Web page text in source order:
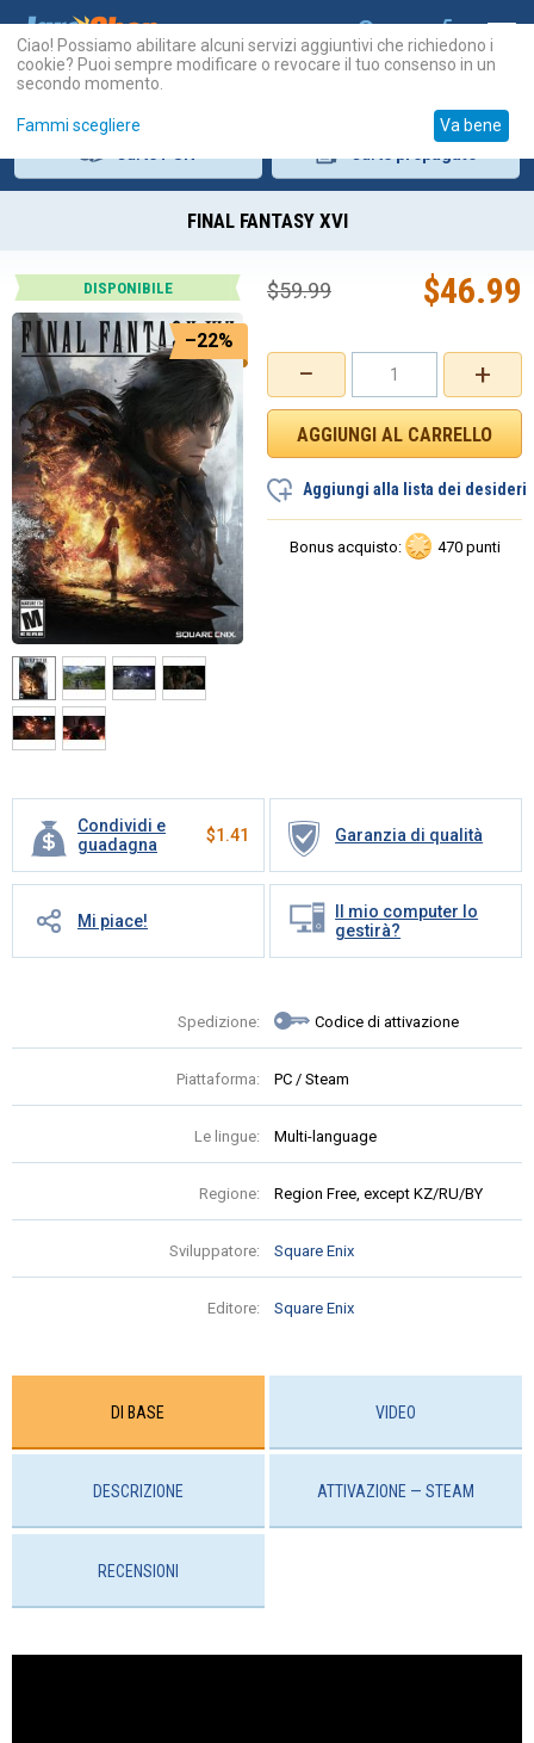
FINAL FANTASY XVI
DISPONIBILE
–22%
Condividi e
guadagna
$1.41 Garanzia di qualità
Mi piace!
Il mio computer lo
gestirà?
Spedizione: Codice di attivazione
Piattaforma: PC / Steam
Le lingue: Multi-language
Regione: Region Free, except KZ/RU/BY
Sviluppatore: Square Enix
Editore: Square Enix
+
−
$46.99
$59.99
Aggiungi alla lista dei desideri
Bonus acquisto: 470 punti
DI BASE VIDEO
DESCRIZIONE ATTIVAZIONE — STEAM
RECENSIONI
Ciao! Possiamo abilitare alcuni servizi aggiuntivi che richiedono i
cookie? Puoi sempre modificare o revocare il tuo consenso in un
secondo momento.
Fammi scegliere Va bene